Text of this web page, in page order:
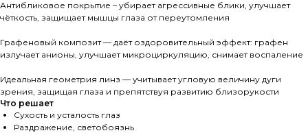
Антибликовое покрытие – убирает агрессивные блики, улучшает
чёткость, защищает мышцы глаза от переутомления
Графеновый композит — даёт оздоровительный эффект: графен
излучает анионы, улучшает микроциркуляцию, снимает воспаление
Идеальная геометрия линз — учитывает угловую величину дуги
зрения, защищая глаза и препятствуя развитию близорукости
Что решает
Сухость и усталость глаз
Раздражение, светобоязнь